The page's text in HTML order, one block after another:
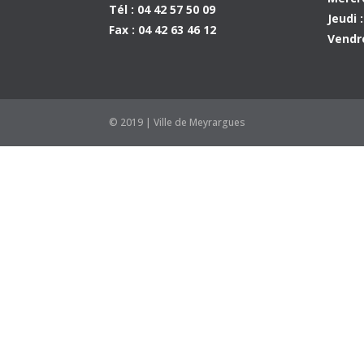
Tél : 04 42 57 50 09
Fax : 04 42 63 46 12
Jeudi
© 2019 | Ville de Meyrargues